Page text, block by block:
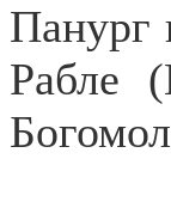
Панург
Рабле